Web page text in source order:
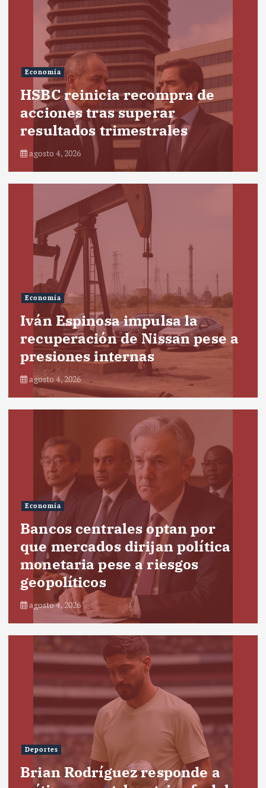
Economía
HSBC reinicia recompra de
acciones tras superar
resultados trimestrales
agosto 4, 2026
Economía
Iván Espinosa impulsa la
recuperación de Nissan pese a
presiones internas
agosto 4, 2026
Economía
Bancos centrales optan por
que mercados dirijan política
monetaria pese a riesgos
geopolíticos
agosto 4, 2026
Deportes
Brian Rodríguez responde a